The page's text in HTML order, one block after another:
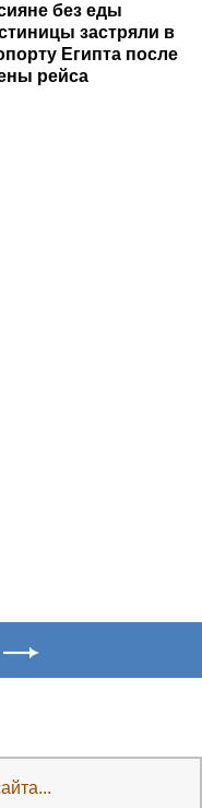
без еды
застряли в
Египта после
рейса